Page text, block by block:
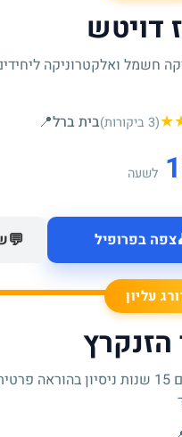
דויטש
חשמל ואלקטרוניקה
(3 ביקורות)★ בית ברל📍
לשעה
צפה בפרופיל 💬
הזנקרץ
פיזיקאי עם 15 שנות ניסיון